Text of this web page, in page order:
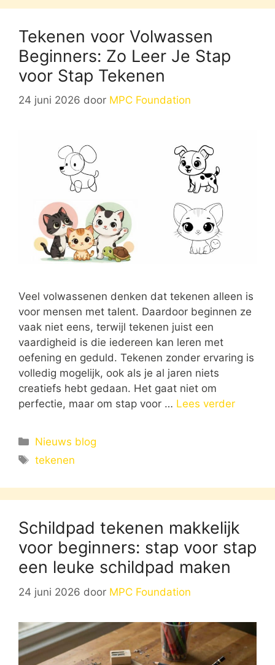
Tekenen voor Volwassen
Beginners: Zo Leer Je Stap
voor Stap Tekenen
24 juni 2026 door MPC Foundation
Veel volwassenen denken dat tekenen alleen is
voor mensen met talent. Daardoor beginnen ze
vaak niet eens, terwijl tekenen juist een
vaardigheid is die iedereen kan leren met
oefening en geduld. Tekenen zonder ervaring is
volledig mogelijk, ook als je al jaren niets
creatiefs hebt gedaan. Het gaat niet om
perfectie, maar om stap voor … Lees verder
Categorieën
Nieuws blog
Tags
tekenen
Schildpad tekenen makkelijk
voor beginners: stap voor stap
een leuke schildpad maken
24 juni 2026 door MPC Foundation